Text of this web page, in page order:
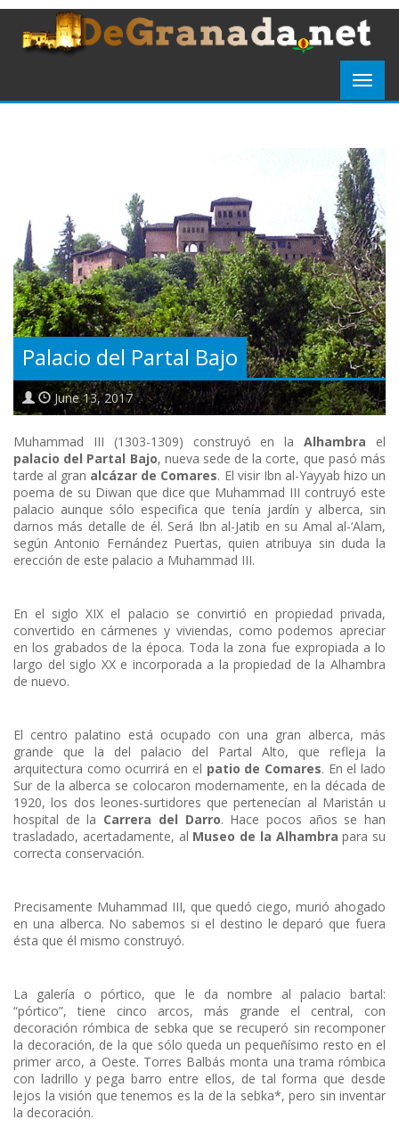
Palacio del Partal Bajo
June 13, 2017
Muham­mad III (1303-1309) construyó en laAlhambra el
palacio del Partal Bajo, nueva sede de la corte, que pasó más
tarde al gran alcázar de Comares. El visir Ibn al-Yayyab hizo un
poema de su Diwan que dice que Muhammad III contruyó este
palacio aunque sólo especifica que tenía jardín y alberca, sin
darnos más detalle de él. Será Ibn al-Jatib en su Amal al-‘Alam,
según Antonio Fernández Puertas, quien atribuya sin duda la
erección de este palacio a Muhammad III.
En el siglo XIX el palacio se convirtió en propiedad privada,
convertido en cármenes y viviendas, como podemos apreciar
en los grabados de la época. Toda la zona fue expropiada a lo
largo del siglo XX e incorporada a la propiedad de la Alhambra
de nuevo.
El centro palatino está ocupado con una gran alberca, más
grande que la del palacio del Partal Alto, que refleja la
arquitectura como ocurrirá en el patio de Comares. En el lado
Sur de la alberca se colocaron modernamente, en la década de
1920, los dos leones-surtidores que pertenecían al Maristán u
hospital de la Carrera del Darro. Hace pocos años se han
trasladado, acertadamente, al Museo de la Alhambra para su
correcta conservación.
Precisamente Muhammad III, que quedó ciego, murió ahogado
en una alberca. No sabemos si el destino le deparó que fuera
ésta que él mismo construyó.
La galería o pórtico, que le da nombre al palacio bartal:
“pórtico”, tiene cinco arcos, más grande el central, con
decoración rómbica de sebka que se recuperó sin recomponer
la decoración, de la que sólo queda un pequeñísimo resto en el
primer arco, a Oeste. Torres Balbás monta una trama rómbica
con ladrillo y pega barro entre ellos, de tal forma que desde
lejos la visión que tenemos es la de la sebka*, pero sin inventar
la decoración.